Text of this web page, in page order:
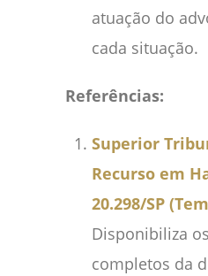
atuação do
cada situação.
Referências:
Superior
Recurso em
20.298/SP
Disponibiliza
completos da